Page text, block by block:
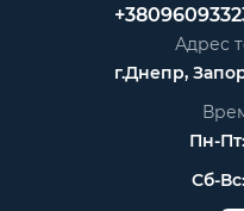
Адрес
г.Днепр,
Пн-
Сб-